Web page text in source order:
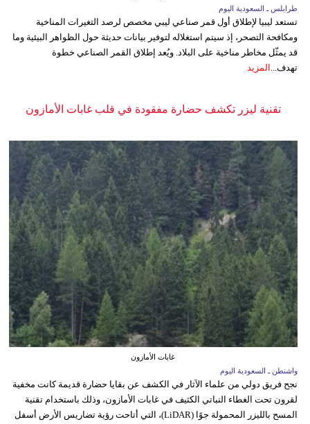
طرابلس ـ السعودية اليوم
تستعد ليبيا لإطلاق أول قمر صناعي ليبي مخصص لرصد التغيرات المناخية
ومكافحة التصحر، إذ سيتم استغلاله لتوفير بيانات حديثة حول الظواهر البيئية وما
قد يمثّل مخاطر مناخية على البلاد. ويُعد إطلاق القمر الصناعي خطوة
تهدف... المزيد
تقنية ليزر تكشف حضارة مفقودة في قلب غابات الأمازون
غابات الأمازون
واشنطن ـ السعودية اليوم
نجح فريق دولي من علماء الآثار في الكشف عن بقايا حضارة قديمة كانت مخفية
لقرون تحت الغطاء النباتي الكثيف في غابات الأمازون، وذلك باستخدام تقنية
المسح بالليزر المحمولة جوًا (LiDAR)، التي أتاحت رؤية تضاريس الأرض أسفل